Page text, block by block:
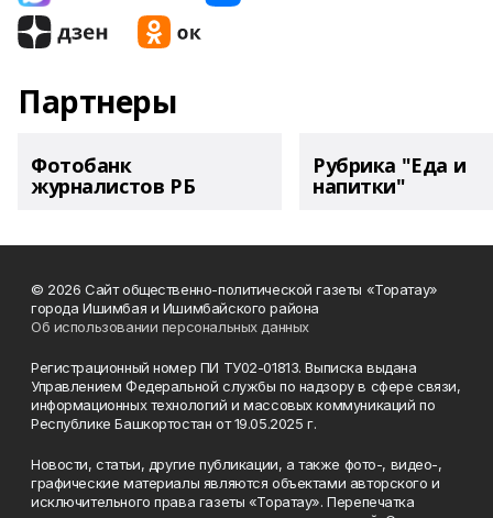
Партнеры
Фотобанк
журналистов РБ
Рубрика "Еда и
напитки"
© 2026 Сайт общественно-политической газеты «Торатау»
города Ишимбая и Ишимбайского района
Об использовании персональных данных
Регистрационный номер ПИ ТУ02-01813. Выписка выдана
Управлением Федеральной службы по надзору в сфере связи,
информационных технологий и массовых коммуникаций по
Республике Башкортостан от 19.05.2025 г.
Новости, статьи, другие публикации, а также фото-, видео-,
графические материалы являются объектами авторского и
исключительного права газеты «Торатау». Перепечатка